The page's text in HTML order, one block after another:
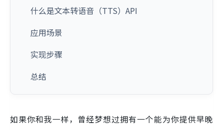
什么是文本转语音（TTS）API
应用场景
实现步骤
总结
如果你和我一样，曾经梦想过拥有一个能为你提供早晚